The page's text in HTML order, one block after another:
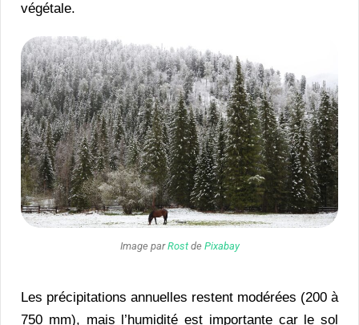
végétale.
Image parRostde Pixabay
Les précipitations annuelles restent modérées (200 à
750 mm), mais l’humidité est importante car le sol